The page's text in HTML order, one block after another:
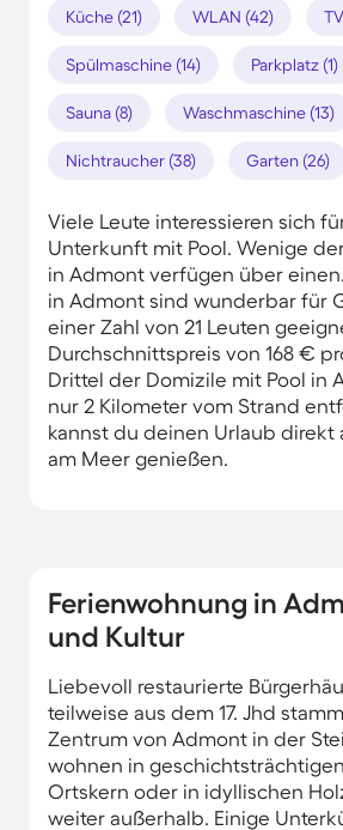
Küche (21) WLAN (42)
Spülmaschine (14) Parkplatz (1)
Sauna (8) Waschmaschine (13)
Nichtraucher (38) Garten (26)
Viele Leute interessieren sich
Unterkunft mit Pool. Wenige
in Admont verfügen über
in Admont sind wunderbar für
einer Zahl von 21 Leuten
Durchschnittspreis von 168 €
Drittel der Domizile mit Pool in
nur 2 Kilometer vom Strand
kannst du deinen Urlaub direkt
am Meer genießen.
Ferienwohnung in
und Kultur
Liebevoll restaurierte
teilweise aus dem 17. Jhd
Zentrum von Admont in der
wohnen in
Ortskern oder in idyllischen
weiter außerhalb. Einige